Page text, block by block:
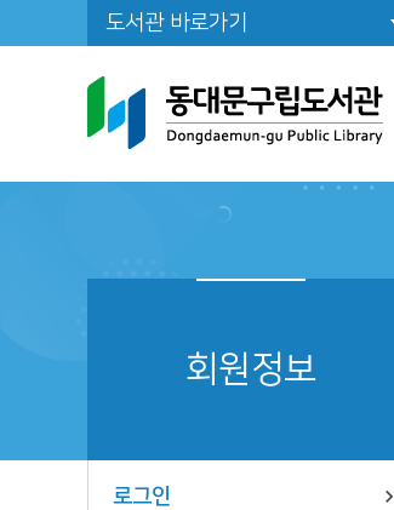
도서관 바로가기
회원정보
로그인